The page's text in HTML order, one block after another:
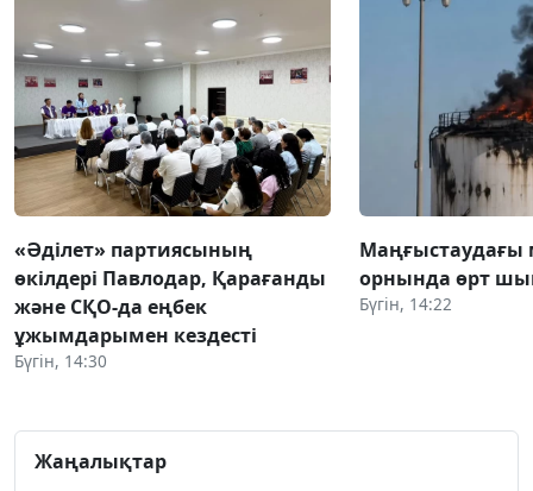
«Әділет» партиясының
өкілдері Павлодар, Қарағанды
және СҚО-да еңбек
ұжымдарымен кездесті
Бүгін, 14:30
Маңғыстаудағы
орнында өрт
Бүгін, 14:22
Жаңалықтар